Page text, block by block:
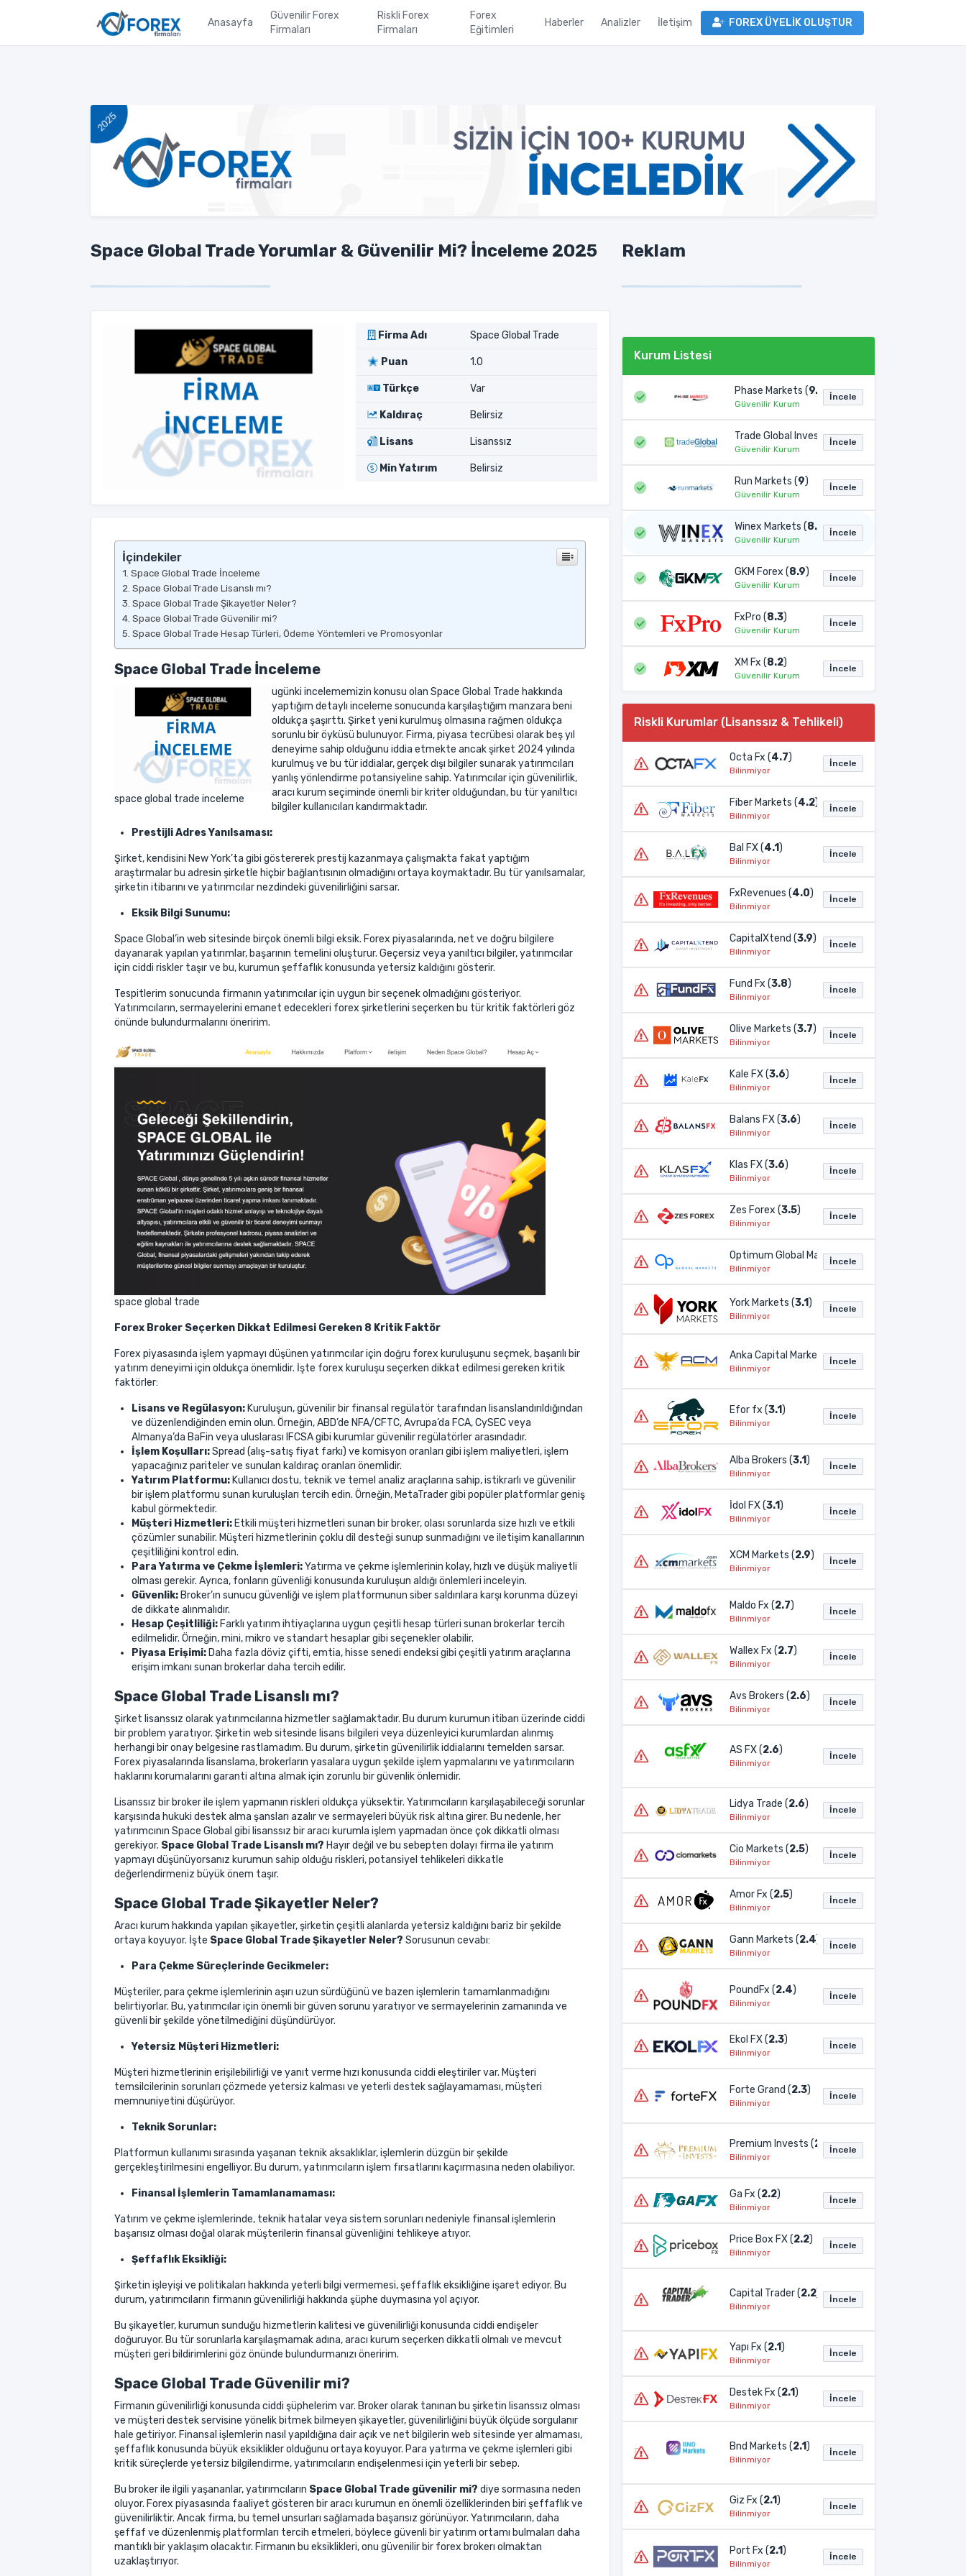
Anasayfa
Güvenilir Forex
Firmaları
Riskli Forex
Firmaları
Forex
Eğitimleri
Haberler Analizler İletişim FOREX ÜYELİK OLUŞTUR
Space Global Trade Yorumlar & Güvenilir Mi? İnceleme 2025
Firma Adı Space Global Trade
Puan 1.0
Türkçe Var
Kaldıraç Belirsiz
Lisans Lisanssız
Min Yatırım Belirsiz
İçindekiler
Space Global Trade İnceleme
Space Global Trade Lisanslı mı?
Space Global Trade Şikayetler Neler?
Space Global Trade Güvenilir mi?
Space Global Trade Hesap Türleri, Ödeme Yöntemleri ve Promosyonlar
Space Global Trade İnceleme
space global trade inceleme
ugünki incelememizin konusu olan Space Global Trade hakkında
yaptığım detaylı inceleme sonucunda karşılaştığım manzara beni
oldukça şaşırttı. Şirket yeni kurulmuş olmasına rağmen oldukça
sorunlu bir öyküsü bulunuyor. Firma, piyasa tecrübesi olarak beş yıl
deneyime sahip olduğunu iddia etmekte ancak şirket 2024 yılında
kurulmuş ve bu tür iddialar, gerçek dışı bilgiler sunarak yatırımcıları
yanlış yönlendirme potansiyeline sahip. Yatırımcılar için güvenilirlik,
aracı kurum seçiminde önemli bir kriter olduğundan, bu tür yanıltıcı
bilgiler kullanıcıları kandırmaktadır.
Prestijli Adres Yanılsaması:
Şirket, kendisini New York’ta gibi göstererek prestij kazanmaya çalışmakta fakat yaptığım
araştırmalar bu adresin şirketle hiçbir bağlantısının olmadığını ortaya koymaktadır. Bu tür yanılsamalar,
şirketin itibarını ve yatırımcılar nezdindeki güvenilirliğini sarsar.
Eksik Bilgi Sunumu:
Space Global’in web sitesinde birçok önemli bilgi eksik. Forex piyasalarında, net ve doğru bilgilere
dayanarak yapılan yatırımlar, başarının temelini oluşturur. Geçersiz veya yanıltıcı bilgiler, yatırımcılar
için ciddi riskler taşır ve bu, kurumun şeffaflık konusunda yetersiz kaldığını gösterir.
Tespitlerim sonucunda firmanın yatırımcılar için uygun bir seçenek olmadığını gösteriyor.
Yatırımcıların, sermayelerini emanet edecekleri forex şirketlerini seçerken bu tür kritik faktörleri göz
önünde bulundurmalarını öneririm.
space global trade
Forex Broker Seçerken Dikkat Edilmesi Gereken 8 Kritik Faktör
Forex piyasasında işlem yapmayı düşünen yatırımcılar için doğru forex kuruluşunu seçmek, başarılı bir
yatırım deneyimi için oldukça önemlidir. İşte forex kuruluşu seçerken dikkat edilmesi gereken kritik
faktörler:
Lisans ve Regülasyon: Kuruluşun, güvenilir bir finansal regülatör tarafından lisanslandırıldığından
ve düzenlendiğinden emin olun. Örneğin, ABD’de NFA/CFTC, Avrupa’da FCA, CySEC veya
Almanya’da BaFin veya uluslarası IFCSA gibi kurumlar güvenilir regülatörler arasındadır.
İşlem Koşulları:Spread (alış-satış fiyat farkı) ve komisyon oranları gibi işlem maliyetleri, işlem
yapacağınız pariteler ve sunulan kaldıraç oranları önemlidir.
Yatırım Platformu: Kullanıcı dostu, teknik ve temel analiz araçlarına sahip, istikrarlı ve güvenilir
bir işlem platformu sunan kuruluşları tercih edin. Örneğin, MetaTrader gibi popüler platformlar geniş
kabul görmektedir.
Müşteri Hizmetleri: Etkili müşteri hizmetleri sunan bir broker, olası sorunlarda size hızlı ve etkili
çözümler sunabilir. Müşteri hizmetlerinin çoklu dil desteği sunup sunmadığını ve iletişim kanallarının
çeşitliliğini kontrol edin.
Para Yatırma ve Çekme İşlemleri:Yatırma ve çekme işlemlerinin kolay, hızlı ve düşük maliyetli
olması gerekir. Ayrıca, fonların güvenliği konusunda kuruluşun aldığı önlemleri inceleyin.
Güvenlik: Broker’ın sunucu güvenliği ve işlem platformunun siber saldırılara karşı korunma düzeyi
de dikkate alınmalıdır.
Hesap Çeşitliliği: Farklı yatırım ihtiyaçlarına uygun çeşitli hesap türleri sunan brokerlar tercih
edilmelidir. Örneğin, mini, mikro ve standart hesaplar gibi seçenekler olabilir.
Piyasa Erişimi: Daha fazla döviz çifti, emtia, hisse senedi endeksi gibi çeşitli yatırım araçlarına
erişim imkanı sunan brokerlar daha tercih edilir.
Space Global Trade Lisanslı mı?
Şirket lisanssız olarak yatırımcılarına hizmetler sağlamaktadır. Bu durum kurumun itibarı üzerinde ciddi
bir problem yaratıyor. Şirketin web sitesinde lisans bilgileri veya düzenleyici kurumlardan alınmış
herhangi bir onay belgesine rastlamadım. Bu durum, şirketin güvenilirlik iddialarını temelden sarsar.
Forex piyasalarında lisanslama, brokerların yasalara uygun şekilde işlem yapmalarını ve yatırımcıların
haklarını korumalarını garanti altına almak için zorunlu bir güvenlik önlemidir.
Lisanssız bir broker ile işlem yapmanın riskleri oldukça yüksektir. Yatırımcıların karşılaşabileceği sorunlar
karşısında hukuki destek alma şansları azalır ve sermayeleri büyük risk altına girer. Bu nedenle, her
yatırımcının Space Global gibi lisanssız bir aracı kurumla işlem yapmadan önce çok dikkatli olması
gerekiyor. Space Global Trade Lisanslı mı? Hayır değil ve bu sebepten dolayı firma ile yatırım
yapmayı düşünüyorsanız kurumun sahip olduğu riskleri, potansiyel tehlikeleri dikkatle
değerlendirmeniz büyük önem taşır.
Space Global Trade Şikayetler Neler?
Aracı kurum hakkında yapılan şikayetler, şirketin çeşitli alanlarda yetersiz kaldığını bariz bir şekilde
ortaya koyuyor. İşte Space Global Trade Şikayetler Neler? Sorusunun cevabı:
Para Çekme Süreçlerinde Gecikmeler:
Müşteriler, para çekme işlemlerinin aşırı uzun sürdüğünü ve bazen işlemlerin tamamlanmadığını
belirtiyorlar. Bu, yatırımcılar için önemli bir güven sorunu yaratıyor ve sermayelerinin zamanında ve
güvenli bir şekilde yönetilmediğini düşündürüyor.
Yetersiz Müşteri Hizmetleri:
Müşteri hizmetlerinin erişilebilirliği ve yanıt verme hızı konusunda ciddi eleştiriler var. Müşteri
temsilcilerinin sorunları çözmede yetersiz kalması ve yeterli destek sağlayamaması, müşteri
memnuniyetini düşürüyor.
Teknik Sorunlar:
Platformun kullanımı sırasında yaşanan teknik aksaklıklar, işlemlerin düzgün bir şekilde
gerçekleştirilmesini engelliyor. Bu durum, yatırımcıların işlem fırsatlarını kaçırmasına neden olabiliyor.
Finansal İşlemlerin Tamamlanamaması:
Yatırım ve çekme işlemlerinde, teknik hatalar veya sistem sorunları nedeniyle finansal işlemlerin
başarısız olması doğal olarak müşterilerin finansal güvenliğini tehlikeye atıyor.
Şeffaflık Eksikliği:
Şirketin işleyişi ve politikaları hakkında yeterli bilgi vermemesi, şeffaflık eksikliğine işaret ediyor. Bu
durum, yatırımcıların firmanın güvenilirliği hakkında şüphe duymasına yol açıyor.
Bu şikayetler, kurumun sunduğu hizmetlerin kalitesi ve güvenilirliği konusunda ciddi endişeler
doğuruyor. Bu tür sorunlarla karşılaşmamak adına, aracı kurum seçerken dikkatli olmalı ve mevcut
müşteri geri bildirimlerini göz önünde bulundurmanızı öneririm.
Space Global Trade Güvenilir mi?
Firmanın güvenilirliği konusunda ciddi şüphelerim var. Broker olarak tanınan bu şirketin lisanssız olması
ve müşteri destek servisine yönelik bitmek bilmeyen şikayetler, güvenilirliğini büyük ölçüde sorgulanır
hale getiriyor. Finansal işlemlerin nasıl yapıldığına dair açık ve net bilgilerin web sitesinde yer almaması,
şeffaflık konusunda büyük eksiklikler olduğunu ortaya koyuyor. Para yatırma ve çekme işlemleri gibi
kritik süreçlerde yetersiz bilgilendirme, yatırımcıların endişelenmesi için yeterli bir sebep.
Bu broker ile ilgili yaşananlar, yatırımcıların Space Global Trade güvenilir mi? diye sormasına neden
oluyor. Forex piyasasında faaliyet gösteren bir aracı kurumun en önemli özelliklerinden biri şeffaflık ve
güvenilirliktir. Ancak firma, bu temel unsurları sağlamada başarısız görünüyor. Yatırımcıların, daha
şeffaf ve düzenlenmiş platformları tercih etmeleri, böylece güvenli bir yatırım ortamı bulmaları daha
mantıklı bir yaklaşım olacaktır. Firmanın bu eksiklikleri, onu güvenilir bir forex brokerı olmaktan
uzaklaştırıyor.
Reklam
Kurum Listesi
Phase Markets (9.1 )
Güvenilir Kurum
İncele
Trade Global Invest (9)
Güvenilir Kurum
İncele
Run Markets (9)
Güvenilir Kurum
İncele
Winex Markets (8.9)
Güvenilir Kurum
İncele
GKM Forex (8.9)
Güvenilir Kurum
İncele
FxPro (8.3)
Güvenilir Kurum
İncele
XM Fx (8.2)
Güvenilir Kurum
İncele
Riskli Kurumlar (Lisanssız & Tehlikeli)
Octa Fx (4.7)
Bilinmiyor
İncele
Fiber Markets (4.2)
Bilinmiyor
İncele
Bal FX (4.1)
Bilinmiyor
İncele
FxRevenues (4.0)
Bilinmiyor
İncele
CapitalXtend (3.9)
Bilinmiyor
İncele
Fund Fx (3.8)
Bilinmiyor
İncele
Olive Markets (3.7)
Bilinmiyor
İncele
Kale FX (3.6)
Bilinmiyor
İncele
Balans FX (3.6)
Bilinmiyor
İncele
Klas FX (3.6)
Bilinmiyor
İncele
Zes Forex (3.5)
Bilinmiyor
İncele
Optimum Global Markets (3.2
Bilinmiyor
İncele
York Markets (3.1)
Bilinmiyor
İncele
Anka Capital Markets (3.1)
Bilinmiyor
İncele
Efor fx (3.1)
Bilinmiyor
İncele
Alba Brokers (3.1)
Bilinmiyor
İncele
İdol FX (3.1)
Bilinmiyor
İncele
XCM Markets (2.9)
Bilinmiyor
İncele
Maldo Fx (2.7)
Bilinmiyor
İncele
Wallex Fx (2.7)
Bilinmiyor
İncele
Avs Brokers (2.6)
Bilinmiyor
İncele
AS FX (2.6)
Bilinmiyor
İncele
Lidya Trade (2.6)
Bilinmiyor
İncele
Cio Markets (2.5)
Bilinmiyor
İncele
Amor Fx (2.5)
Bilinmiyor
İncele
Gann Markets (2.4)
Bilinmiyor
İncele
PoundFx (2.4)
Bilinmiyor
İncele
Ekol FX (2.3)
Bilinmiyor
İncele
Forte Grand (2.3)
Bilinmiyor
İncele
Premium Invests (2.3)
Bilinmiyor
İncele
Ga Fx (2.2)
Bilinmiyor
İncele
Price Box FX (2.2)
Bilinmiyor
İncele
Capital Trader (2.2)
Bilinmiyor
İncele
Yapı Fx (2.1)
Bilinmiyor
İncele
Destek Fx (2.1)
Bilinmiyor
İncele
Bnd Markets (2.1)
Bilinmiyor
İncele
Giz Fx (2.1)
Bilinmiyor
İncele
Port Fx (2.1)
Bilinmiyor
İncele